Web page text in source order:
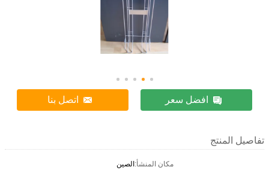
افضل سعر اتصل بنا
تفاصيل المنتج
مكان المنشأ:الصين